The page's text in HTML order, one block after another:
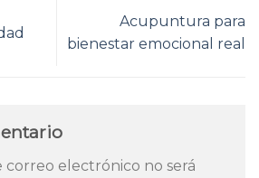
Acupuntura para
bienestar emocional real
correo electrónico no será